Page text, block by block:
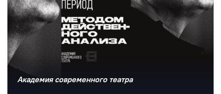
Академия современного театра